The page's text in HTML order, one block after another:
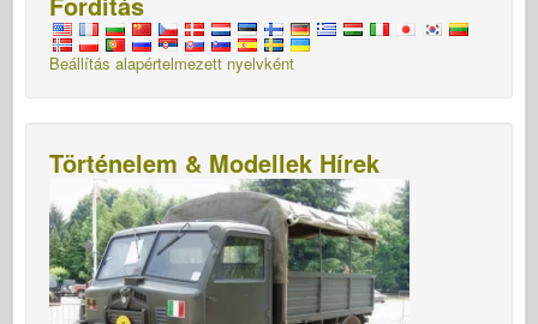
Beállítás alapértelmezett nyelvként
Történelem & Modellek Hírek